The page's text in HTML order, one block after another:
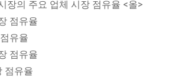
장의 주요 업체 시장 점유율 <올>
점유율
유율
점유율
점유율